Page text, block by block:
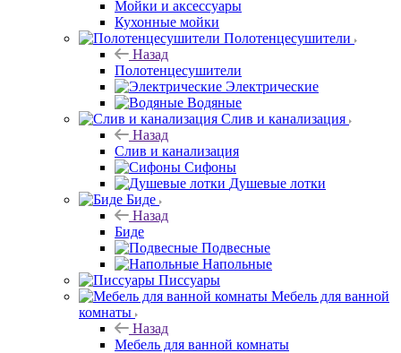
Мойки и аксессуары
Кухонные мойки
Полотенцесушители
Назад
Полотенцесушители
Электрические
Водяные
Слив и канализация
Назад
Слив и канализация
Сифоны
Душевые лотки
Биде
Назад
Биде
Подвесные
Напольные
Писсуары
Мебель для ванной
комнаты
Назад
Мебель для ванной комнаты